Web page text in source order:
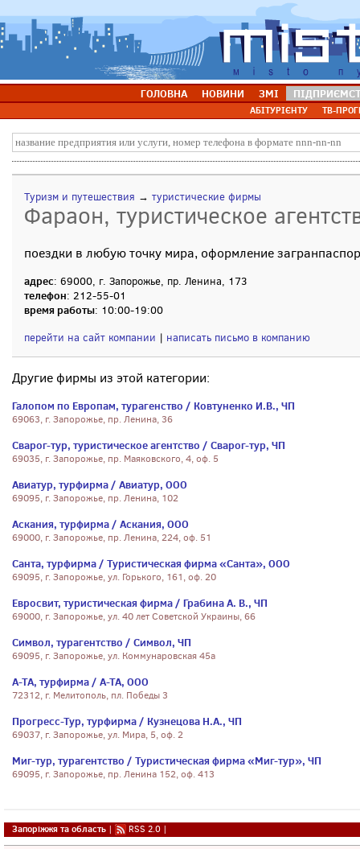
ГОЛОВНА НОВИНИ ЗМІ
АБІТУРІЄНТУ ТВ-
Туризм и путешествия → туристические фирмы
Фараон, туристическое
поездки в любую точку мира, оформление
адрес: 69000, г. Запорожье, пр. Ленина, 173
телефон: 212-55-01
время работы: 10:00-19:00
перейти на сайт компании | написать письмо в компанию
Другие фирмы из этой категории:
Галопом по Европам, турагенство / Ковтуненко И.В., ЧП
69063, г. Запорожье, пр. Ленина, 36
Сварог-тур, туристическое агентство / Сварог-тур, ЧП
69035, г. Запорожье, пр. Маяковского, 4, оф. 5
Авиатур, турфирма / Авиатур, ООО
69095, г. Запорожье, пр. Ленина, 102
Аскания, турфирма / Аскания, ООО
69000, г. Запорожье, пр. Ленина, 224, оф. 51
Санта, турфирма / Туристическая фирма «Санта», ООО
69095, г. Запорожье, ул. Горького, 161, оф. 20
Евросвит, туристическая фирма / Грабина А. В., ЧП
69000, г. Запорожье, ул. 40 лет Советской Украины, 66
Символ, турагентство / Символ, ЧП
69095, г. Запорожье, ул. Коммунаровская 45а
А-ТА, турфирма / А-ТА, ООО
72312, г. Мелитополь, пл. Победы 3
Прогресс-Тур, турфирма / Кузнецова Н.А., ЧП
69037, г. Запорожье, ул. Мира, 5, оф. 2
Миг-тур, турагентство / Туристическая фирма «Миг-тур», ЧП
69095, г. Запорожье, пр. Ленина 152, оф. 413
Запоріжжя та область | RSS 2.0 |